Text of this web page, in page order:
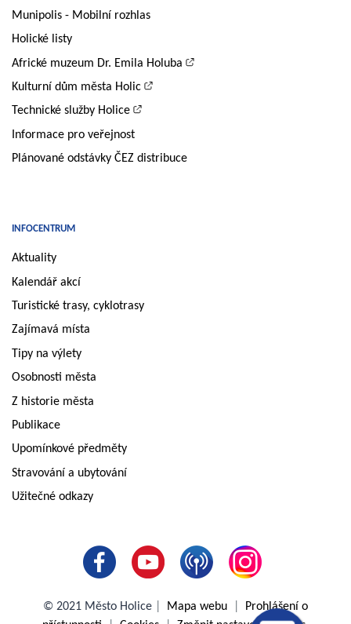
Munipolis - Mobilní rozhlas
Holické listy
Africké muzeum Dr. Emila Holuba
Kulturní dům města Holic
Technické služby Holice
Informace pro veřejnost
Plánované odstávky ČEZ distribuce
INFOCENTRUM
Aktuality
Kalendář akcí
Turistické trasy, cyklotrasy
Zajímavá místa
Tipy na výlety
Osobnosti města
Z historie města
Publikace
Upomínkové předměty
Stravování a ubytování
Užitečné odkazy
© 2021 Město Holice Mapa webu
Prohlášení o